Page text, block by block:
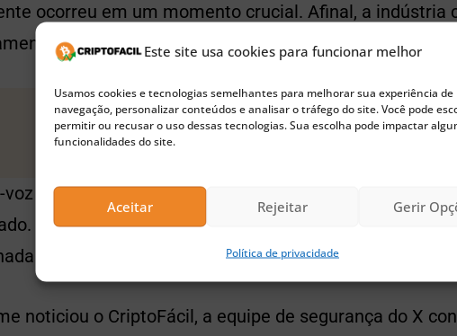
Este site usa cookies para funcionar melhor
Usamos cookies e tecnologias semelhantes para melhorar sua experiência de
navegação, personalizar conteúdos e analisar o tráfego do site. Você pode
permitir ou recusar o uso dessas tecnologias. Sua escolha pode impactar
funcionalidades do site.
Aceitar Rejeitar Gerir
Política de privacidade
ocorreu em um momento crucial. Afinal, a indústria
a decisão da agência sobre a possível aprovação
🚀 Buscando a próxima moeda 100x?
Confira nossas sugestões de Pre-Sales para investir
voz da SEC afirmou que a agência fornecerá
Além disso, destacou que divulgaria qualquer ação
a pedidos de ETFs em seu site e, posteriormente,
noticiou o CriptoFácil, a equipe de segurança do X